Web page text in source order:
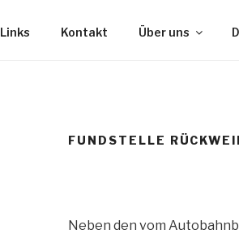
Links Kontakt Über uns
FUNDSTELLE
Neben den vom